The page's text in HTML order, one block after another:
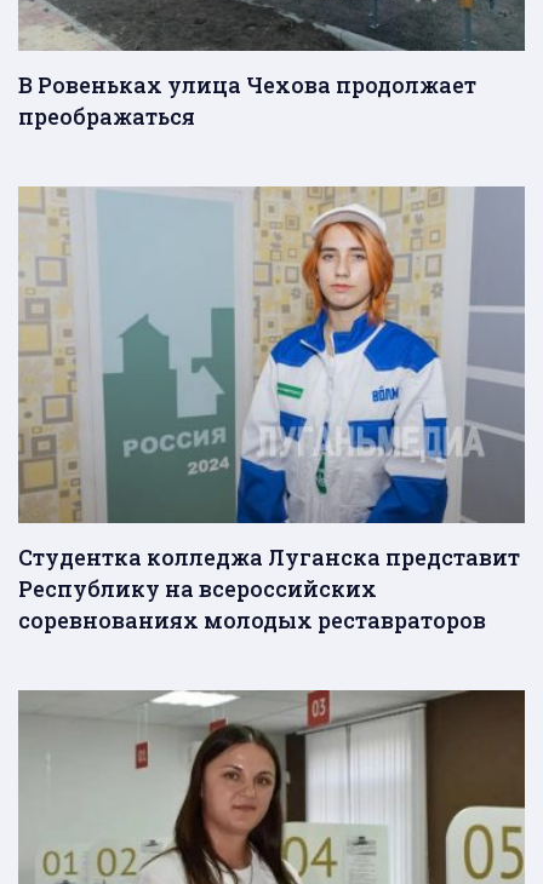
В Ровеньках улица Чехова продолжает
преображаться
Студентка колледжа Луганска представит
Республику на всероссийских
соревнованиях молодых реставраторов